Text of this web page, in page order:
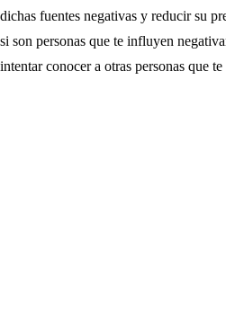
dichas fuentes negativas y reducir su
si son personas que te influyen
intentar conocer a otras personas que